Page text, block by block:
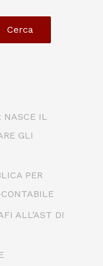
Cerca
NASCE IL
GLI
PER
ALL’AST DI